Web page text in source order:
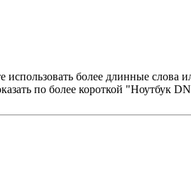
более длинные слова
по более короткой "Ноутбук